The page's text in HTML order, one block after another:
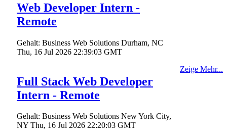
Web Developer Intern -
Remote
Gehalt: Business Web Solutions Durham, NC
Thu, 16 Jul 2026 22:39:03 GMT
Full Stack Web Developer
Intern - Remote
Gehalt: Business Web Solutions New York City,
NY Thu, 16 Jul 2026 22:20:03 GMT
Zeige Mehr...